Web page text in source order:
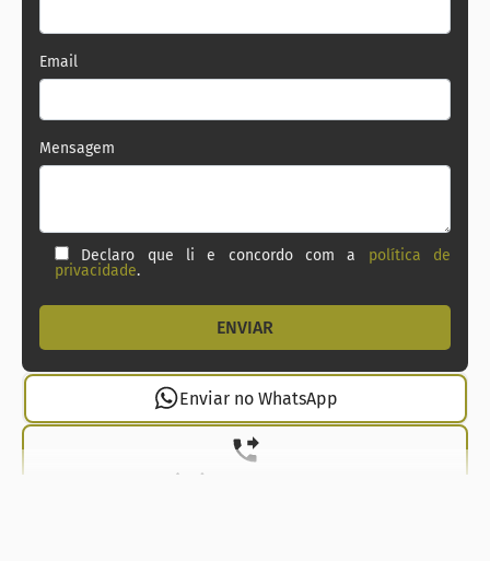
Email
Mensagem
Declaro que li e concordo com a política de
privacidade.
Enviar no WhatsApp
(21) 99737-1912